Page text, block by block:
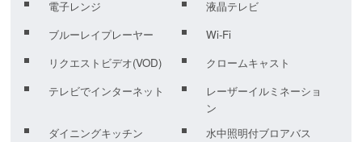
電子レンジ
液晶テレビ
ブルーレイプレーヤー
Wi-Fi
リクエストビデオ(VOD)
クロームキャスト
テレビでインターネット
レーザーイルミネーショ
ン
ダイニングキッチン
水中照明付ブロアバス